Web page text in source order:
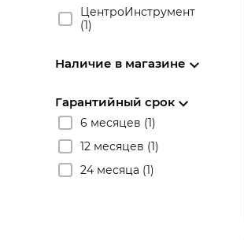
ЦентроИнструмент
(1)
Наличие в магазине
Гарантийный срок
6 месяцев (1)
12 месяцев (1)
24 месяца (1)